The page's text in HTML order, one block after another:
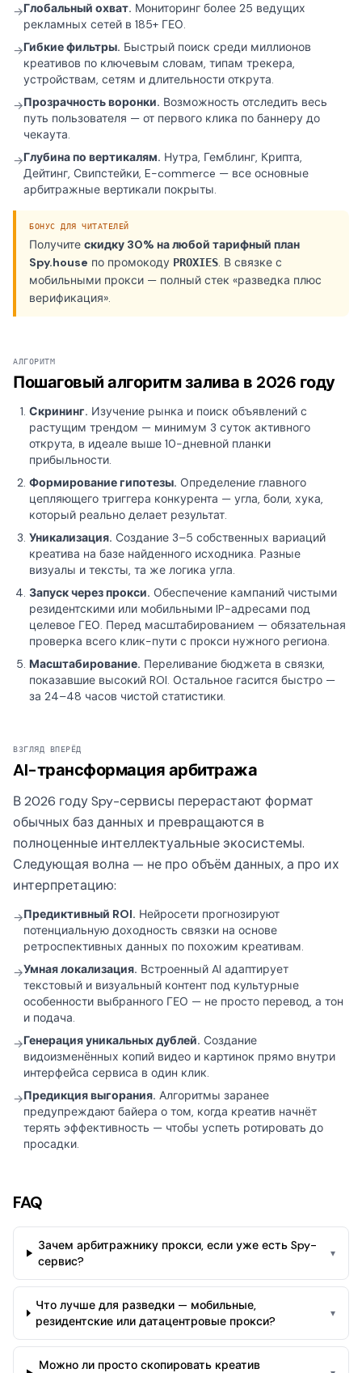
→Глобальный охват. Мониторинг более 25 ведущих
рекламных сетей в 185+ ГЕО.
→Гибкие фильтры. Быстрый поиск среди миллионов
креативов по ключевым словам, типам трекера,
устройствам, сетям и длительности открута.
→Прозрачность воронки. Возможность отследить весь
путь пользователя — от первого клика по баннеру до
чекаута.
→Глубина по вертикалям. Нутра, Гемблинг, Крипта,
Дейтинг, Свипстейки, E-commerce — все основные
арбитражные вертикали покрыты.
БОНУС ДЛЯ ЧИТАТЕЛЕЙ
Получите скидку 30% на любой тарифный план
Spy.house по промокоду PROXIES. В связке с
мобильными прокси — полный стек «разведка плюс
верификация».
АЛГОРИТМ
Пошаговый алгоритм залива в 2026 году
Скрининг. Изучение рынка и поиск объявлений с
растущим трендом — минимум 3 суток активного
открута, в идеале выше 10-дневной планки
прибыльности.
Формирование гипотезы. Определение главного
цепляющего триггера конкурента — угла, боли, хука,
который реально делает результат.
Уникализация. Создание 3–5 собственных вариаций
креатива на базе найденного исходника. Разные
визуалы и тексты, та же логика угла.
Запуск через прокси. Обеспечение кампаний чистыми
резидентскими или мобильными IP-адресами под
целевое ГЕО. Перед масштабированием — обязательная
проверка всего клик-пути с прокси нужного региона.
Масштабирование. Переливание бюджета в связки,
показавшие высокий ROI. Остальное гасится быстро —
за 24–48 часов чистой статистики.
ВЗГЛЯД ВПЕРЁД
AI-трансформация арбитража
В 2026 году Spy-сервисы перерастают формат
обычных баз данных и превращаются в
полноценные интеллектуальные экосистемы.
Следующая волна — не про объём данных, а про их
интерпретацию:
→Предиктивный ROI. Нейросети прогнозируют
потенциальную доходность связки на основе
ретроспективных данных по похожим креативам.
→Умная локализация. Встроенный AI адаптирует
текстовый и визуальный контент под культурные
особенности выбранного ГЕО — не просто перевод, а тон
и подача.
→Генерация уникальных дублей. Создание
видоизменённых копий видео и картинок прямо внутри
интерфейса сервиса в один клик.
→Предикция выгорания. Алгоритмы заранее
предупреждают байера о том, когда креатив начнёт
терять эффективность — чтобы успеть ротировать до
просадки.
FAQ
Зачем арбитражнику прокси, если уже есть Spy-
сервис?
▾
Что лучше для разведки — мобильные,
резидентские или датацентровые прокси?
▾
Можно ли просто скопировать креатив